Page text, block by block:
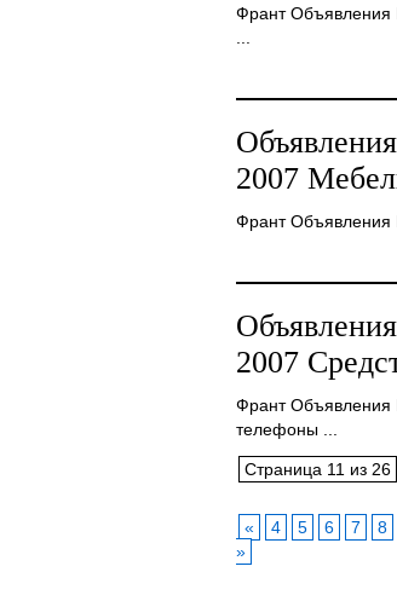
Франт Объявления
2007
Франт Объявления
2007
Франт
телефоны ...
Страница 11 из 26
« 4 5 6 7 8
»